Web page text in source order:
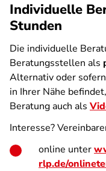
Individuelle
Stunden
Die individuelle
Beratungsstellen als
Alternativ oder
in Ihrer Nähe
Beratung auch als
Interesse?
online unter
rlp.de/